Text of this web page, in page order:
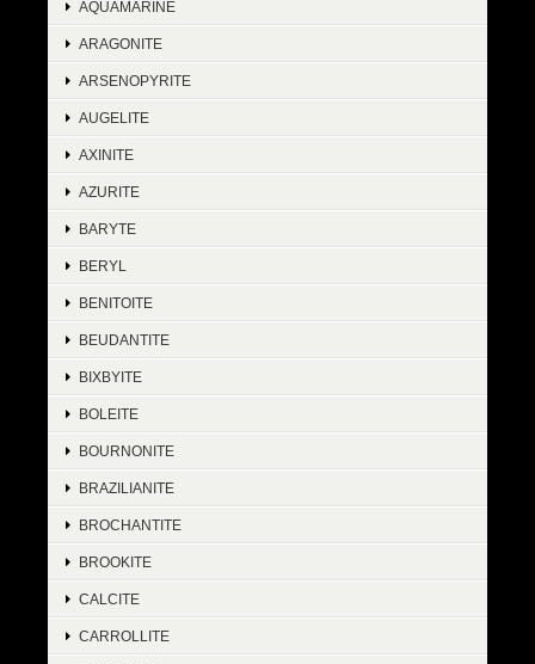
AQUAMARINE
ARAGONITE
ARSENOPYRITE
AUGELITE
AXINITE
AZURITE
BARYTE
BERYL
BENITOITE
BEUDANTITE
BIXBYITE
BOLEITE
BOURNONITE
BRAZILIANITE
BROCHANTITE
BROOKITE
CALCITE
CARROLLITE